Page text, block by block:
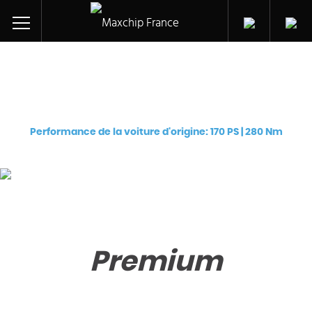
Performance de la voiture d'origine: 170 PS | 280 Nm
Premium